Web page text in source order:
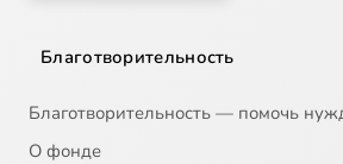
Благотворительность
Благотворительность — помочь
О фонде